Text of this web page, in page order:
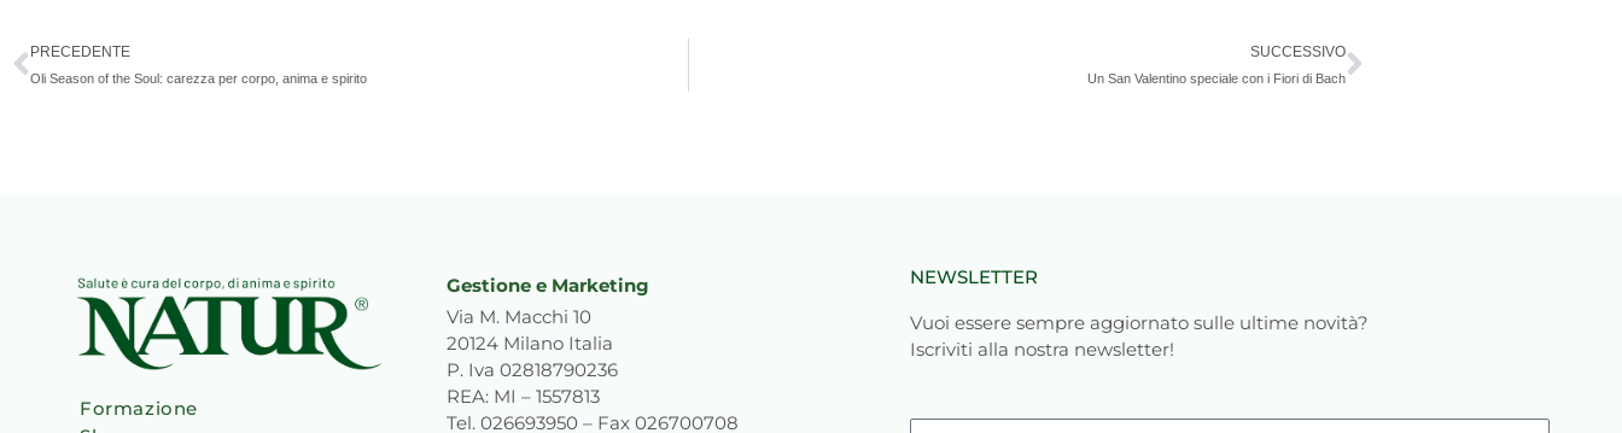
Precedente
PRECEDENTE
Oli Season of the Soul: carezza per corpo, anima e spirito
SUCCESSIVO
Un San Valentino speciale con i Fiori di Bach
Successivo
Formazione
Gestione e Marketing
Via M. Macchi 10
20124 Milano Italia
P. Iva 02818790236
REA: MI – 1557813
Tel. 026693950 – Fax 026700708
NEWSLETTER
Vuoi essere sempre aggiornato sulle ultime novità?
Iscriviti alla nostra newsletter!